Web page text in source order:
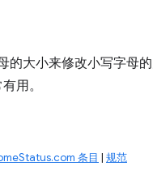
的大小来修改小写字母
用。
条目 | 规范